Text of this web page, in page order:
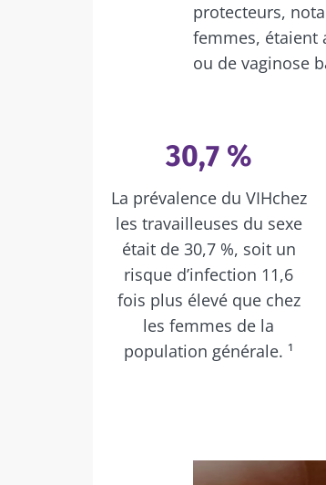
protecteurs,
femmes, étaient
ou de vaginose
30,7 %
La prévalence du VIHchez
les travailleuses du sexe
était de 30,7 %, soit un
risque d’infection 11,6
fois plus élevé que chez
les femmes de la
population générale. ¹